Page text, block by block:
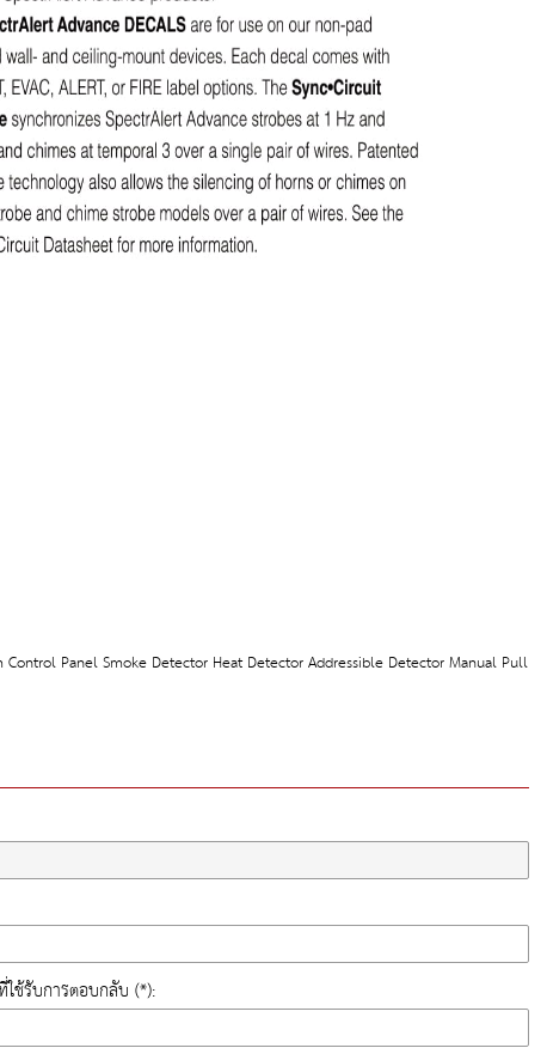
Panel Smoke Detector Heat Detector Addressible Detector Manual Pull
ใช้รับการตอบกลับ (*):